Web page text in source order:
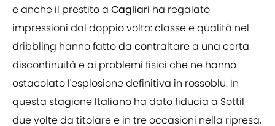
e anche il prestito a Cagliari ha regalato
impressioni dal doppio volto: classe e qualità nel
dribbling hanno fatto da contraltare a una certa
discontinuità e ai problemi fisici che ne hanno
ostacolato l'esplosione definitiva in rossoblu. In
questa stagione Italiano ha dato fiducia a Sottil
due volte da titolare e in tre occasioni nella ripresa,